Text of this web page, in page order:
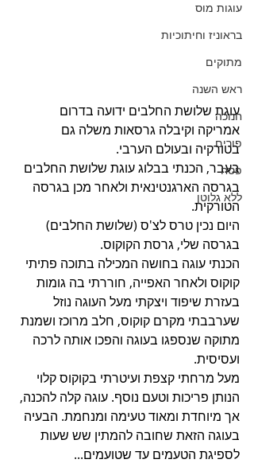
עוגות מוס
בראוניז וחיתוכיות
מתוקים
ראש השנה
חנוכה
פורים
פסח
ללא גלוטן
עוגת שלושת החלבים ידועה בדרום
אמריקה וקיבלה גרסאות משלה גם
בטורקיה ובעולם הערבי.
בעבר, הכנתי בבלוג עוגת שלושת החלבים
בגרסה הארגנטינאית ולאחר מכן בגרסה
הטורקית.
היום נכין טרס לצ'ס (שלושת החלבים)
בגרסה שלי, גרסת הקוקוס.
הכנתי עוגה בחושה המכילה בתוכה פתיתי
קוקוס ולאחר האפייה, חוררתי בה גומות
בעזרת שיפוד ויצקתי מעל העוגה נוזל
שערבבתי מקרם קוקוס, חלב מרוכז ושמנת
מתוקה שנספגו בעוגה והפכו אותה לרכה
ועסיסית.
מעל מרחתי קצפת ועיטרתי בקוקוס קלוי
הנותן פריכות וטעם נוסף. עוגה קלה להכנה,
אך מיוחדת ומאוד טעימה ומנחמת. הבעיה
בעוגה הזאת שחובה להמתין שש שעות
לספיגת הטעמים עד שטועמים...